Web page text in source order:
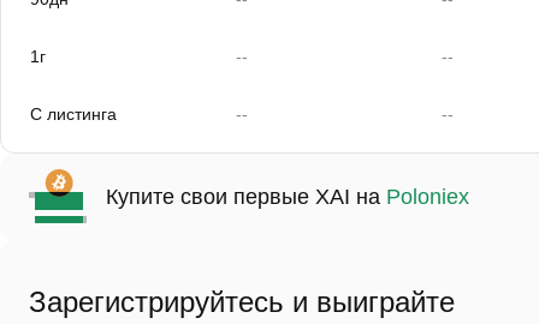
1г -- --
С листинга -- --
Купите свои первые XAI на Poloniex
Зарегистрируйтесь и выиграйте